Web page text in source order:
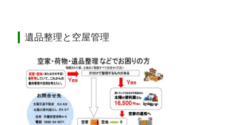
遺品整理と空屋管理